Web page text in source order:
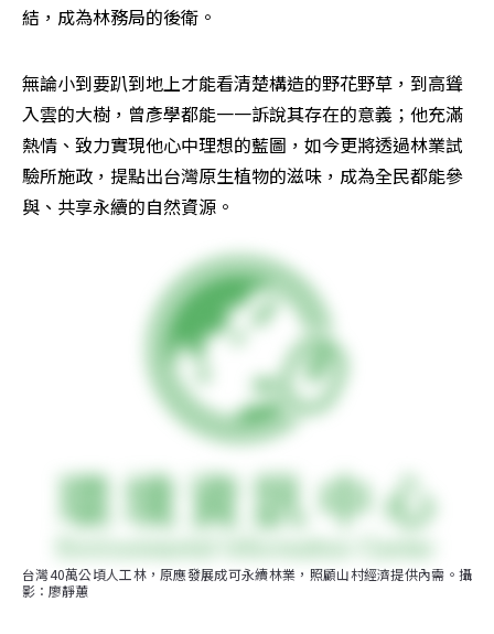
結，成為林務局的後衛。
無論小到要趴到地上才能看清楚構造的野花野草，到高聳
入雲的大樹，曾彥學都能一一訴說其存在的意義；他充滿
熱情、致力實現他心中理想的藍圖，如今更將透過林業試
驗所施政，提點出台灣原生植物的滋味，成為全民都能參
與、共享永續的自然資源。
台灣40萬公頃人工林，原應發展成可永續林業，照顧山村經濟提供內需。攝
影：廖靜蕙